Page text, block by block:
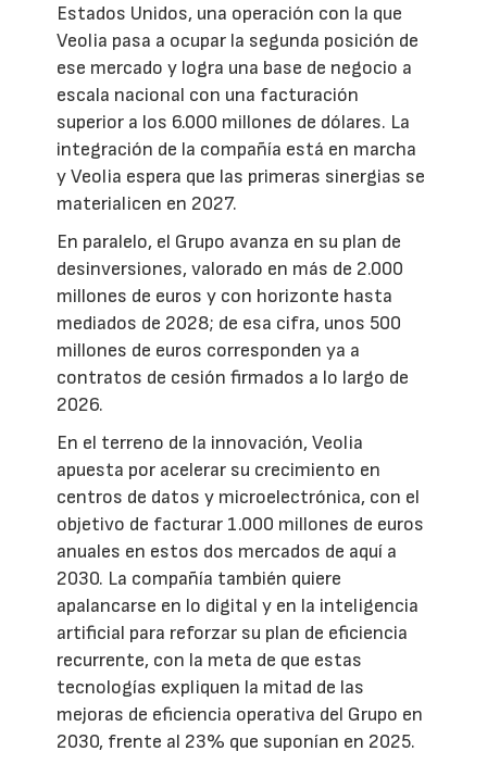
Estados Unidos, una operación con la que
Veolia pasa a ocupar la segunda posición de
ese mercado y logra una base de negocio a
escala nacional con una facturación
superior a los 6.000 millones de dólares. La
integración de la compañía está en marcha
y Veolia espera que las primeras sinergias se
materialicen en 2027.
En paralelo, el Grupo avanza en su plan de
desinversiones, valorado en más de 2.000
millones de euros y con horizonte hasta
mediados de 2028; de esa cifra, unos 500
millones de euros corresponden ya a
contratos de cesión firmados a lo largo de
2026.
En el terreno de la innovación, Veolia
apuesta por acelerar su crecimiento en
centros de datos y microelectrónica, con el
objetivo de facturar 1.000 millones de euros
anuales en estos dos mercados de aquí a
2030. La compañía también quiere
apalancarse en lo digital y en la inteligencia
artificial para reforzar su plan de eficiencia
recurrente, con la meta de que estas
tecnologías expliquen la mitad de las
mejoras de eficiencia operativa del Grupo en
2030, frente al 23% que suponían en 2025.